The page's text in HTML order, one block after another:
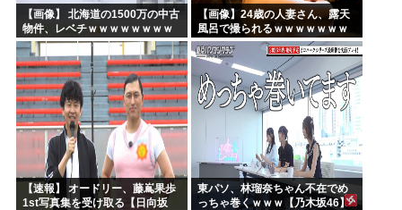
【画像】 北海道の1500万の中古
物件、レベチｗｗｗｗｗｗｗｗ
ｗｗｗｗｗｗｗｗｗｗｗｗ
【画像】24歳の人妻さん、露天
風呂で撮られるｗｗｗｗｗｗｗ
ｗｗｗｗｗｗｗｗｗｗ
【速報】 オードリー、藤嶌果歩
1st写真集を受け取る【日向坂
東パソ、林瑠奈ちゃん不在でめ
っちゃ巻くｗｗｗ【乃木坂46】